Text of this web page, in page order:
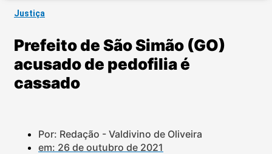
Justiça
Prefeito de São Simão (GO)
acusado de pedofilia é
cassado
Por: Redação - Valdivino de Oliveira
em: 26 de outubro de 2021